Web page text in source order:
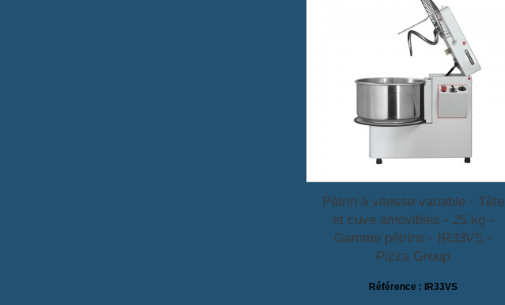
Pétrin à vitesse variable - Tête
et cuve amovibles - 25 kg -
Gamme pétrins - IR33VS -
Pizza Group
Référence : IR33VS